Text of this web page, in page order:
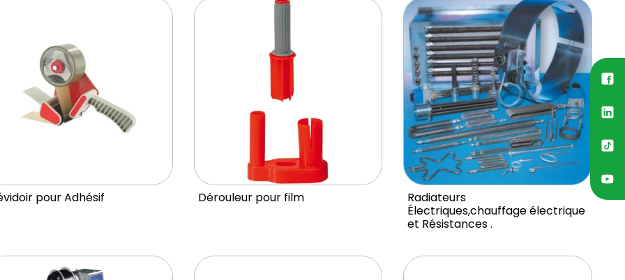
pour Adhésif Dérouleur pour film
Radiateurs
Électriques,chauffage électrique
et Résistances .